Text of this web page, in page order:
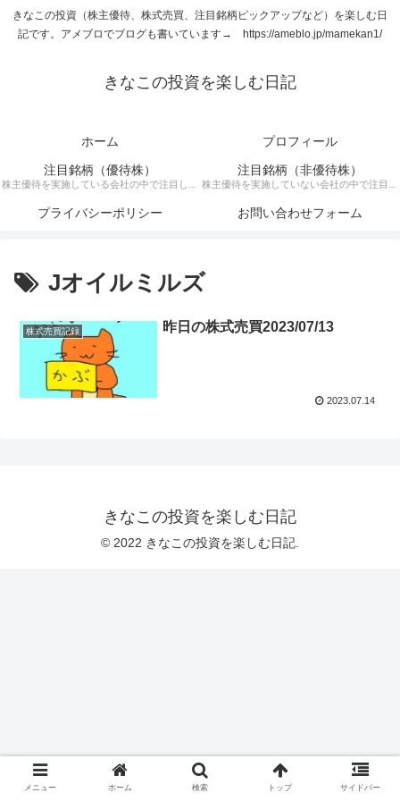
きなこの投資（株主優待、株式売買、注目銘柄ピックアップなど）を楽しむ日
記です。アメブロでブログも書いています→ https://ameblo.jp/mamekan1/
きなこの投資を楽しむ日記
ホーム
プロフィール
注目銘柄（優待株）
株主優待を実施している会社の中で注目して
注目銘柄（非優待株）
株主優待を実施していない会社の中で注目銘
プライバシーポリシー お問い合わせフォーム
Jオイルミルズ
株式売買記録 昨日の株式売買2023/07/13
2023.07.14
きなこの投資を楽しむ日記
© 2022 きなこの投資を楽しむ日記.
メニュー ホーム 検索 トップ サイドバー